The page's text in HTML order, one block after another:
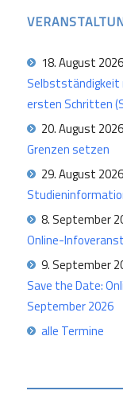
18. August 2026
Selbstständigkeit
ersten Schritten
20. August 2026
Grenzen setzen
29. August 2026
8. September
Online-
9. September
Save the Date:
September 2026
alle Termine